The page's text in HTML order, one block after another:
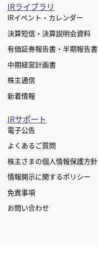
IRライブラリ
IRイベント・カレンダー
決算短信・決算説明会資料
有価証券報告書・半期報告書
中期経営計画書
株主通信
新着情報
IRサポート
電子公告
よくあるご質問
株主さまの個人情報保護方針
情報開示に関するポリシー
免責事項
お問い合わせ